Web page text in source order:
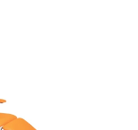
domovy seniorov